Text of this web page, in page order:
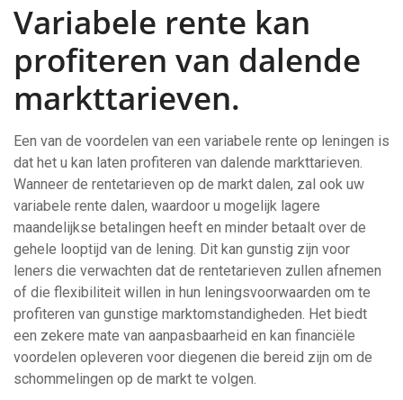
Variabele rente kan
profiteren van dalende
markttarieven.
Een van de voordelen van een variabele rente op leningen is
dat het u kan laten profiteren van dalende markttarieven.
Wanneer de rentetarieven op de markt dalen, zal ook uw
variabele rente dalen, waardoor u mogelijk lagere
maandelijkse betalingen heeft en minder betaalt over de
gehele looptijd van de lening. Dit kan gunstig zijn voor
leners die verwachten dat de rentetarieven zullen afnemen
of die flexibiliteit willen in hun leningsvoorwaarden om te
profiteren van gunstige marktomstandigheden. Het biedt
een zekere mate van aanpasbaarheid en kan financiële
voordelen opleveren voor diegenen die bereid zijn om de
schommelingen op de markt te volgen.